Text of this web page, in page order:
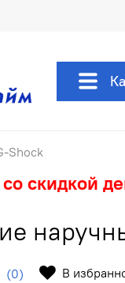
Shock
скидкой
(0) В